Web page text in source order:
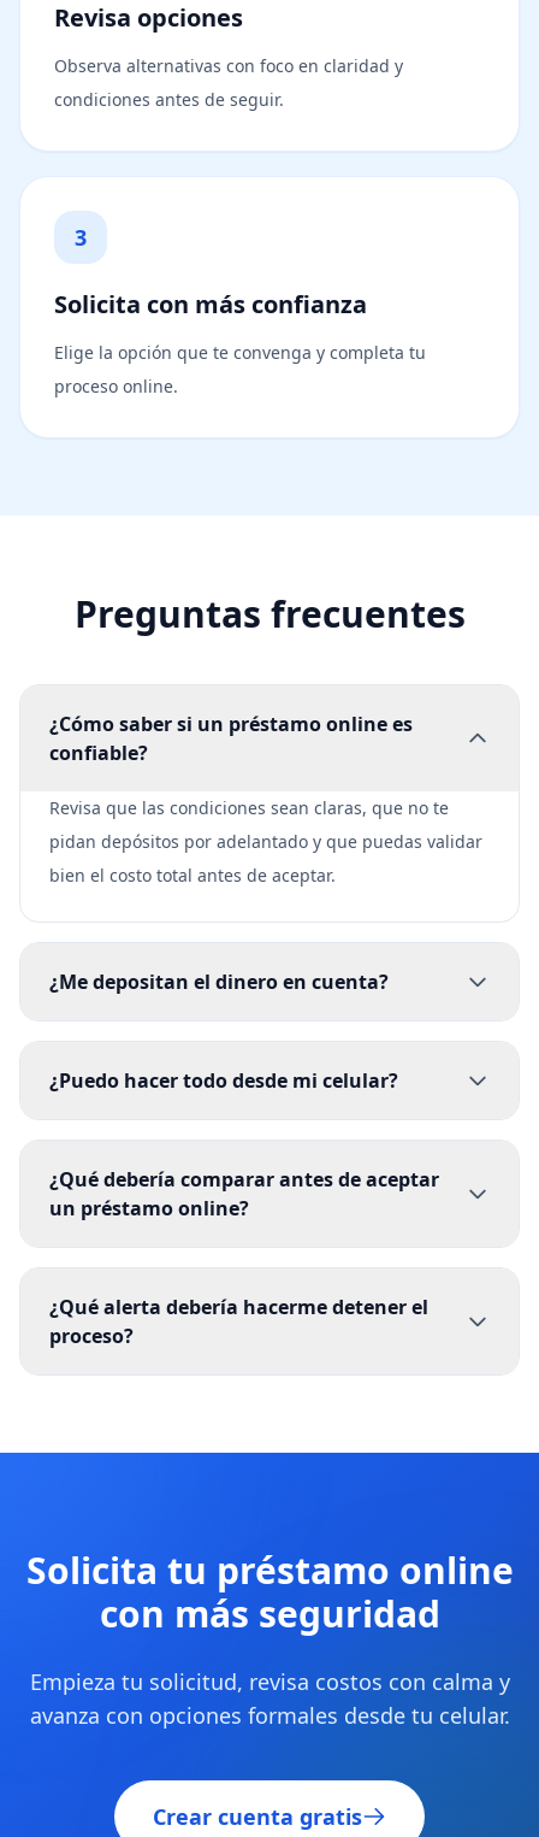
Revisa opciones
Observa alternativas con foco en claridad y
condiciones antes de seguir.
3
Solicita con más confianza
Elige la opción que te convenga y completa tu
proceso online.
Preguntas frecuentes
¿Cómo saber si un préstamo online es
confiable?
Revisa que las condiciones sean claras, que no te
pidan depósitos por adelantado y que puedas validar
bien el costo total antes de aceptar.
¿Me depositan el dinero en cuenta?
¿Puedo hacer todo desde mi celular?
¿Qué debería comparar antes de aceptar
un préstamo online?
¿Qué alerta debería hacerme detener el
proceso?
Solicita tu préstamo online
con más seguridad
Empieza tu solicitud, revisa costos con calma y
avanza con opciones formales desde tu celular.
Crear cuenta gratis